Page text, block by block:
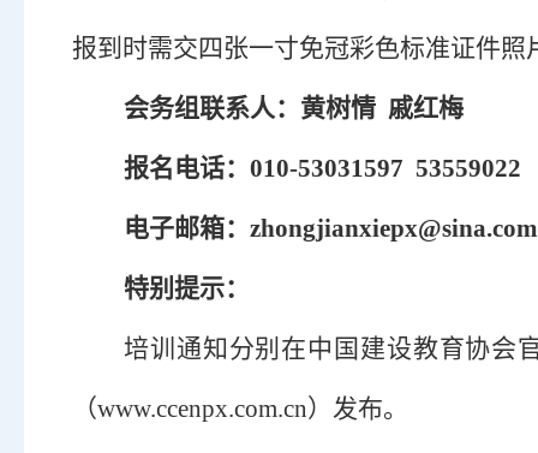
报到时需交四张一寸免冠彩色标准证件照
会务组联系人：黄树情 戚红梅
报名电话： 010-53031597
电子邮箱： zhongjianxiepx@sina.com
特别提示：
培训通知分别在中国建设教育协会
（www.ccenpx.com.cn）发布。